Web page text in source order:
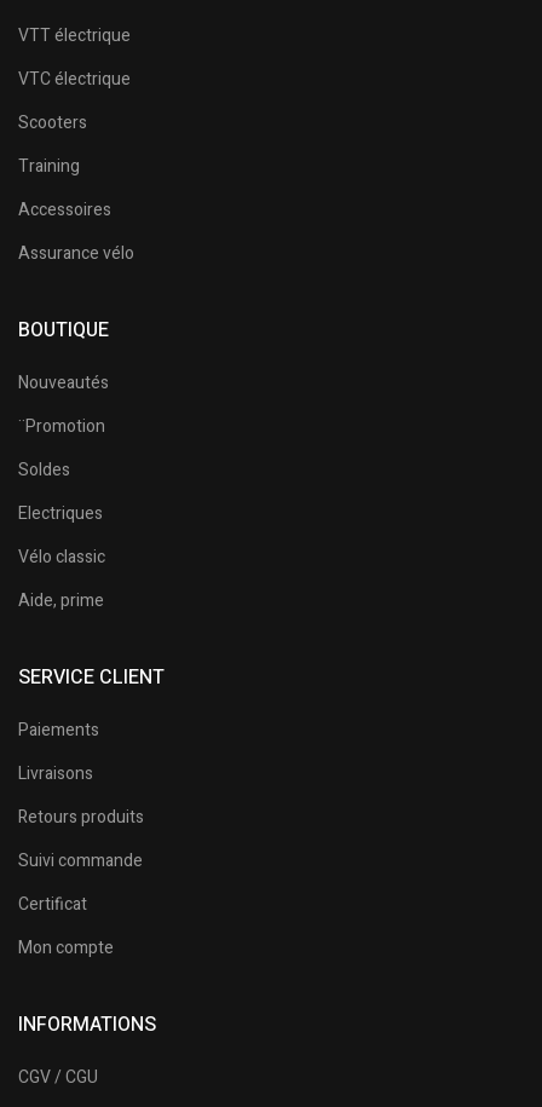
VTT électrique
VTC électrique
Scooters
Training
Accessoires
Assurance vélo
BOUTIQUE
Nouveautés
¨Promotion
Soldes
Electriques
Vélo classic
Aide, prime
SERVICE CLIENT
Paiements
Livraisons
Retours produits
Suivi commande
Certificat
Mon compte
INFORMATIONS
CGV / CGU